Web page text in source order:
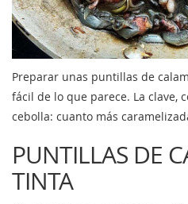
Preparar unas puntillas de
fácil de lo que parece. La clave,
cebolla: cuanto más
PUNTILLAS DE
TINTA